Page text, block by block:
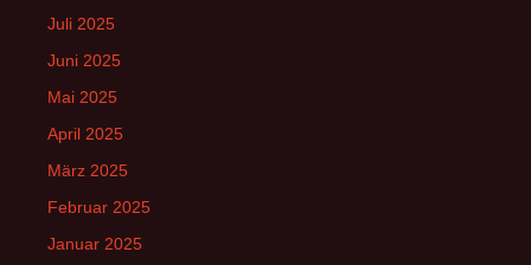
Juli 2025
Juni 2025
Mai 2025
April 2025
März 2025
Februar 2025
Januar 2025